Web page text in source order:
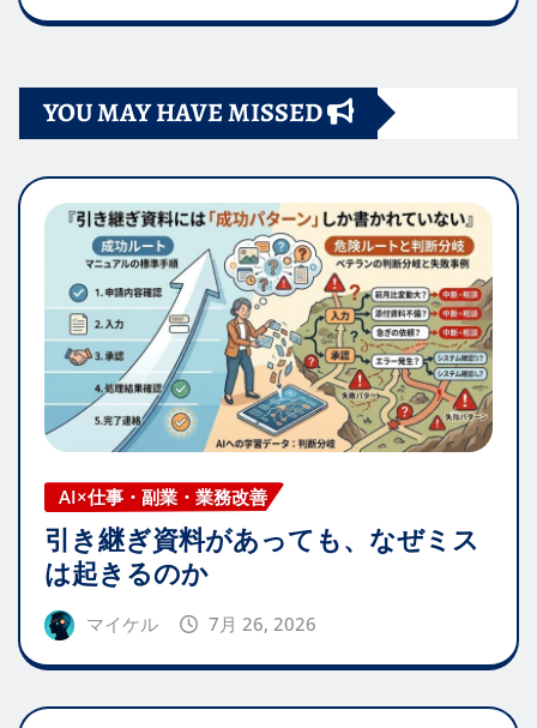
YOU MAY HAVE MISSED
AI×仕事・副業・業務改善
引き継ぎ資料があっても、なぜミス
は起きるのか
マイケル 7月 26, 2026